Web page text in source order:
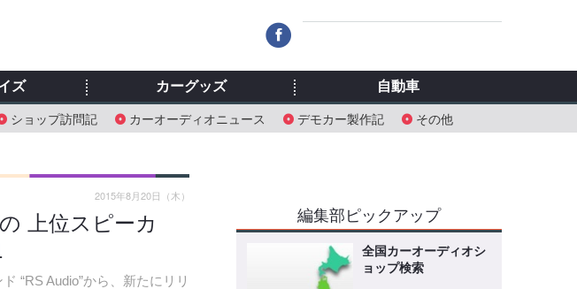
ショップ訪問記 カーオーディオニュース デモカー製作記 その他
ズ カーグッズ 自動車
上位スピーカ
“RS Audio”から、新たにリリ
2015年8月20日（木）
編集部ピックアップ
全国カーオーディオシ
ョップ検索